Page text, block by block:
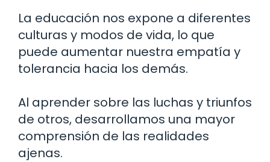
La educación nos expone a diferentes
culturas y modos de vida, lo que
puede aumentar nuestra empatía y
tolerancia hacia los demás.
Al aprender sobre las luchas y triunfos
de otros, desarrollamos una mayor
comprensión de las realidades
ajenas.